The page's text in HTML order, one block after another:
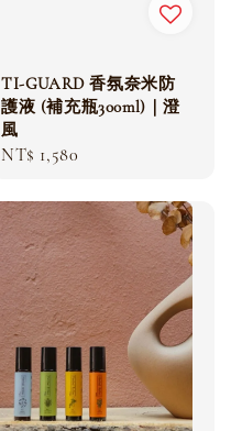
TI-GUARD 香氛奈米防
護液 (補充瓶300ml)｜澄
風
Regular
NT$ 1,580